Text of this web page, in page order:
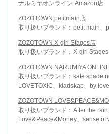
ナルミヤオンライン Amazon店
ZOZOTOWN petitmain店
取り扱いブランド：petit main、
ZOZOTOWN X-girl Stages店
取り扱いブランド：X-girl
ZOZOTOWN NARUMIYA
取り扱いブランド：kate spade
LOVETOXIC、kladskap、by
ZOZOTOWN
取り扱いブランド：After the rain
Love&Peace&Money、sense of